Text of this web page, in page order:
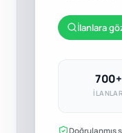
İlanlara
700+
İLANLAR
Doğrulanmış